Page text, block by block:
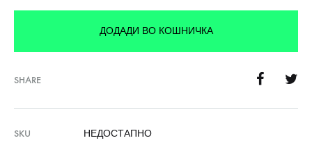
ДОДАДИ ВО КОШНИЧКА
SHARE
SKU
НЕДОСТАПНО